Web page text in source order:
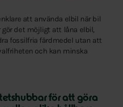
att använda elbil när bil
det möjligt att låna elbil,
fossilfria färdmedel utan att
och kan minska
för att göra